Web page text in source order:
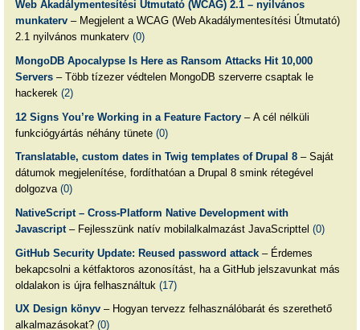
Web Akadálymentesítési Útmutató (WCAG) 2.1 – nyilvános
munkaterv– Megjelent a WCAG (Web Akadálymentesítési Útmutató)
2.1 nyilvános munkaterv (0)
MongoDB Apocalypse Is Here as Ransom Attacks Hit 10,000
Servers– Több tízezer védtelen MongoDB szerverre csaptak le
hackerek (2)
12 Signs You’re Working in a Feature Factory– A cél nélküli
funkciógyártás néhány tünete (0)
Translatable, custom dates in Twig templates of Drupal 8– Saját
dátumok megjelenítése, fordíthatóan a Drupal 8 smink rétegével
dolgozva (0)
NativeScript – Cross-Platform Native Development with
Javascript– Fejlesszünk natív mobilalkalmazást JavaScripttel (0)
GitHub Security Update: Reused password attack– Érdemes
bekapcsolni a kétfaktoros azonosítást, ha a GitHub jelszavunkat más
oldalakon is újra felhasználtuk (17)
UX Design könyv– Hogyan tervezz felhasználóbarát és szerethető
alkalmazásokat? (0)